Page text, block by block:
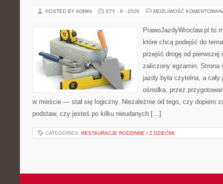
POSTED BY ADMIN STY - 6 - 2026 MOŻLIWOŚĆ
PrawoJazdyWroclaw.pl to
które chcą podejść do
przejść drogę od pierwszej
zaliczony egzamin. Strona
jazdy była czytelna, a
ośrodka, przez
w mieście — stał się logiczny. Niezależnie od tego, czy dopiero
podstaw, czy jesteś po kilku nieudanych […]
CATEGORIES: RESTAURACJE RODZINNE I Z DZIEĆMI